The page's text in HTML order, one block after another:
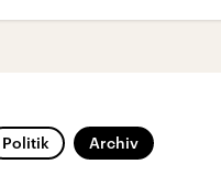
Politik Archiv